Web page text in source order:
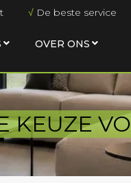
√ De beste service
OVER ONS
KEUZE